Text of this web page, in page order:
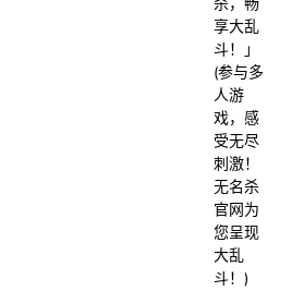
杀，畅
享大乱
斗！」
(参与多
人游
戏，感
受无尽
刺激！
无名杀
官网为
您呈现
大乱
斗！)